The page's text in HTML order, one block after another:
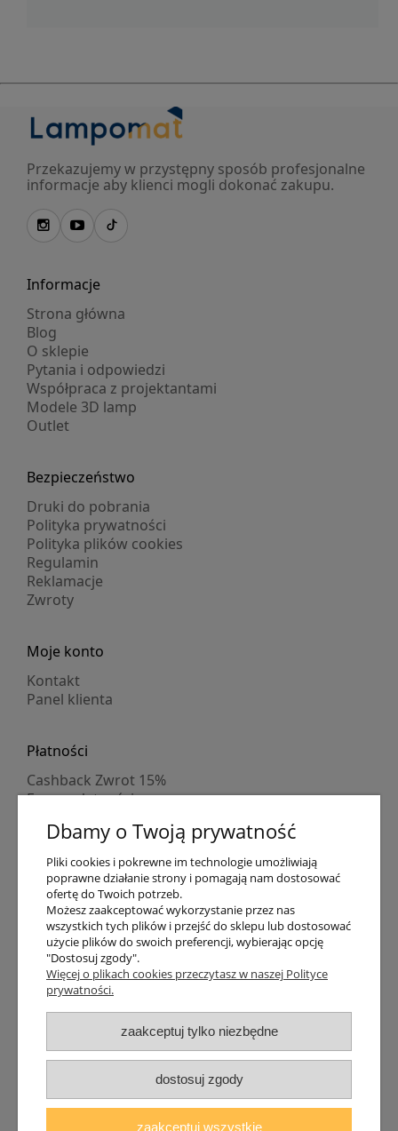
Przekazujemy w przystępny sposób profesjonalne
informacje aby klienci mogli dokonać zakupu.
Informacje
Strona główna
Blog
O sklepie
Pytania i odpowiedzi
Współpraca z projektantami
Modele 3D lamp
Outlet
Bezpieczeństwo
Druki do pobrania
Polityka prywatności
Polityka plików cookies
Regulamin
Reklamacje
Zwroty
Moje konto
Kontakt
Panel klienta
Płatności
Cashback Zwrot 15%
Formy płatności
Numer konta
PayPo kupujesz, nie płacisz
Progi rabatowe
Promocje
Dostawa
Czas wysyłki
Dostawa
Śledzenie przesyłki GLS
Śledzenie przesyłki DPD
Shipping abroad
Zarejestruj się /Zaloguj się
Lampomat 2017 - 2026
Dbamy o Twoją prywatność
Pliki cookies i pokrewne im technologie umożliwiają
poprawne działanie strony i pomagają nam dostosować
ofertę do Twoich potrzeb.
Możesz zaakceptować wykorzystanie przez nas
wszystkich tych plików i przejść do sklepu lub dostosować
użycie plików do swoich preferencji, wybierając opcję
"Dostosuj zgody".
Więcej o plikach cookies przeczytasz w naszej Polityce
prywatności.
zaakceptuj tylko niezbędne
dostosuj zgody
zaakceptuj wszystkie